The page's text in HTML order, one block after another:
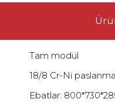
Tam modül
18/8 Cr-Ni
Ebatlar: